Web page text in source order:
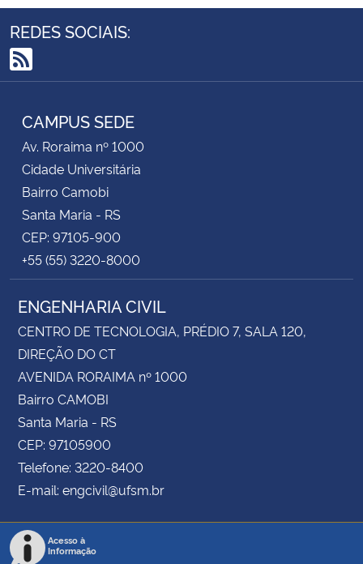
REDES SOCIAIS:
RSS
CAMPUS SEDE
Av. Roraima nº 1000
Cidade Universitária
Bairro Camobi
Santa Maria - RS
CEP: 97105-900
+55 (55) 3220-8000
ENGENHARIA CIVIL
CENTRO DE TECNOLOGIA, PRÉDIO 7, SALA 120,
DIREÇÃO DO CT
AVENIDA RORAIMA nº 1000
Bairro CAMOBI
Santa Maria - RS
CEP: 97105900
Telefone: 3220-8400
E-mail: engcivil@ufsm.br
Acesso à
Informação